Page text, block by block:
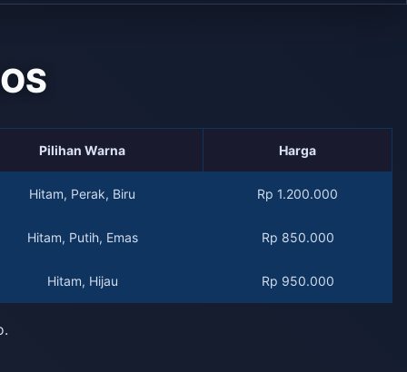
Pilihan Warna Harga
Hitam, Perak, Biru Rp 1.200.000
Hitam, Putih, Emas Rp 850.000
Hitam, Hijau Rp 950.000